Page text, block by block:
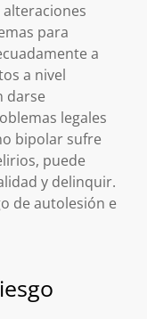
para
a
a nivel
darse
legales
bipolar sufre
puede
y delinquir.
de autolesión e